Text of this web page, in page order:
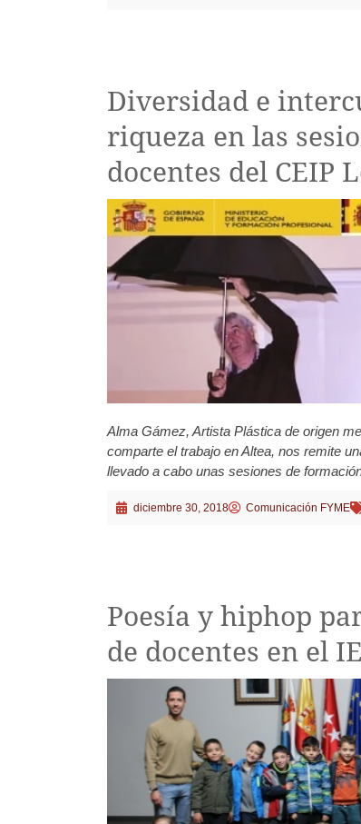
Diversidad e
riqueza en las
docentes del CEIP
Alma Gámez, Artista Plástica de origen
comparte el trabajo en Altea, nos remite
llevado a cabo unas sesiones de
diciembre 30, 2018 Comunicación FYME
Poesía y hiphop
de docentes en el